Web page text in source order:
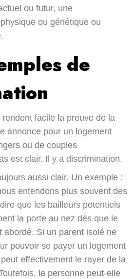
ou futur, une
ou génétique ou
de
facile la preuve de la
annonce pour un logement
ou de couples
est clair. Il y a discrimination.
aussi clair. Un exemple :
entendons plus souvent des
que les bailleurs potentiels
la porte au nez dès que le
abordé. Si un parent isolé ne
pouvoir se payer un logement
effectivement le rayer de la
la personne peut-elle